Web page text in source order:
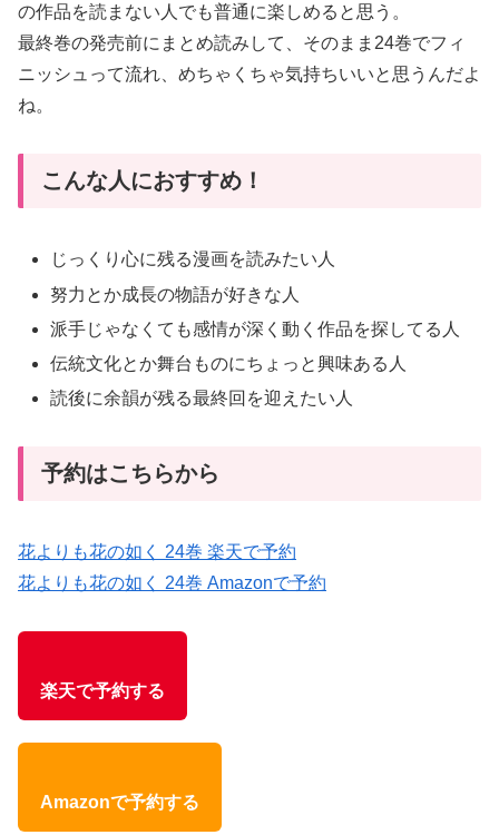
の作品を読まない人でも普通に楽しめると思う。
最終巻の発売前にまとめ読みして、そのまま24巻でフィ
ニッシュって流れ、めちゃくちゃ気持ちいいと思うんだよ
ね。
こんな人におすすめ！
じっくり心に残る漫画を読みたい人
努力とか成長の物語が好きな人
派手じゃなくても感情が深く動く作品を探してる人
伝統文化とか舞台ものにちょっと興味ある人
読後に余韻が残る最終回を迎えたい人
予約はこちらから
花よりも花の如く 24巻 楽天で予約
花よりも花の如く 24巻 Amazonで予約
楽天で予約する
Amazonで予約する